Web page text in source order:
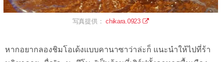
写真提供：chikara.0923
หากอยากลองชิมโอเด้งแบบคานาซาว่าล่ะก็ แนะนำให้ไปที่ร้า